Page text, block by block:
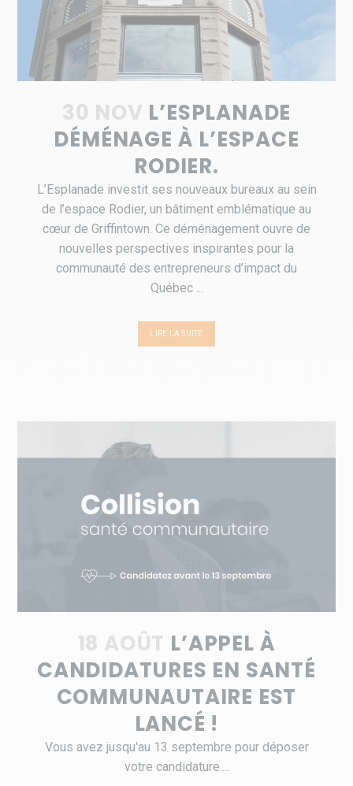
30 NOV L’ESPLANADE
DÉMÉNAGE À L’ESPACE
RODIER.
L’Esplanade investit ses nouveaux bureaux au sein
de l’espace Rodier, un bâtiment emblématique au
cœur de Griffintown. Ce déménagement ouvre de
nouvelles perspectives inspirantes pour la
communauté des entrepreneurs d’impact du
Québec ...
LIRE LA SUITE
18 AOÛT L’APPEL À
CANDIDATURES EN SANTÉ
COMMUNAUTAIRE EST
LANCÉ !
Vous avez jusqu'au 13 septembre pour déposer
votre candidature....